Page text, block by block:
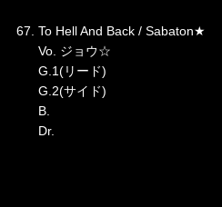
67. To Hell And Back / Sabaton★
Vo. ジョウ☆
G.1(リード)
G.2(サイド)
B.
Dr.